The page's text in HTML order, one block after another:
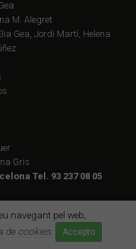
navegant pel web,
de cookies. Accepto
M. Alegret
Gea, Jordi Martí, Helena
Gris
Tel. 93 237 08 05